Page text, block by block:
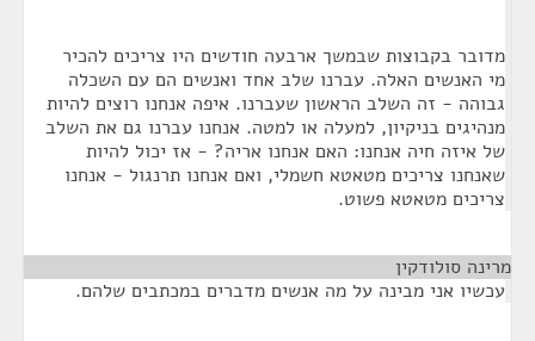
מדובר בקבוצות שבמשך ארבעה חודשים היו צריכים להכיר
מי האנשים האלה. עברנו שלב אחד ואנשים הם עם השכלה
גבוהה - זה השלב הראשון שעברנו. איפה אנחנו רוצים להיות
מנהיגים בניקיון, למעלה או למטה. אנחנו עברנו גם את השלב
של איזה חיה אנחנו: האם אנחנו אריה? - אז יכול להיות
שאנחנו צריכים מטאטא חשמלי, ואם אנחנו תרנגול - אנחנו
צריכים מטאטא פשוט.
מרינה סולודקין
עכשיו אני מבינה על מה אנשים מדברים במכתבים שלהם.